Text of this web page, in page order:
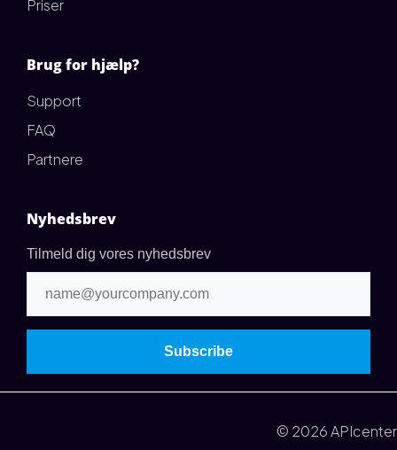
Priser
Brug for hjælp?
Support
FAQ
Partnere
Nyhedsbrev
Tilmeld dig vores nyhedsbrev
© 2026 APIcenter